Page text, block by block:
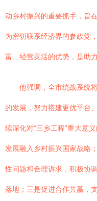
动乡村振兴的重要抓手，旨
为密切联系经济界的参政党
富、经营灵活的优势，是助
他强调，全市统战系统
的发展，努力搭建更优平台
续深化对“三乡工程”重大意
发展融入乡村振兴国家战略
性问题和合理诉求，积极协
落地；三是促进合作共赢，